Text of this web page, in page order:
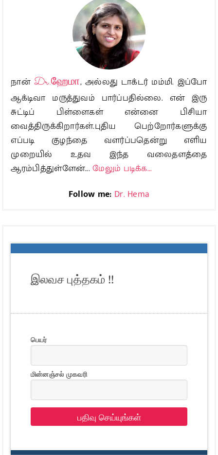
நான்Dr.ஹேமா, அல்லது டாக்டர் மம்மி. இப்போ
ஆக்டிவா மருத்துவம் பார்ப்பதில்லை. என் இரு
சுட்டிப் பிள்ளைகள் என்னை பிசியா
வைத்திருக்கிறார்கள்.புதிய பெற்றோர்களுக்கு
எப்படி குழந்தை வளர்ப்பதென்று எளிய
முறையில் உதவ இந்த வலைதளத்தை
ஆரம்பித்துள்ளேன்...மேலும் படிக்க...
Follow me: Dr. Hema
இலவச புத்தகம் !!
பெயர்
மின்னஞ்சல் முகவரி
பதிவு செய்யுங்கள்